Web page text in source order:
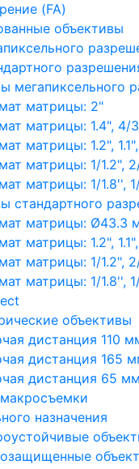
(FA)
объективы
мегапиксельного
матрицы: 2"
матрицы: 1.4", 4/
матрицы: 1.2",
матрицы: 1/1.2",
матрицы: 1/1.8'',
стандартного
матрицы: Ø43.3
матрицы: 1.2",
матрицы: 1/1.2",
матрицы: 1/1.8'',
объективы
дистанция 110
дистанция 165
дистанция 65 мм
назначения